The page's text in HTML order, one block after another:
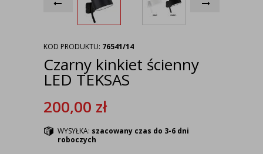
KOD PRODUKTU: 76541/14
Czarny kinkiet ścienny
LED TEKSAS
200,00 zł
WYSYŁKA: szacowany czas do 3-6 dni
roboczych